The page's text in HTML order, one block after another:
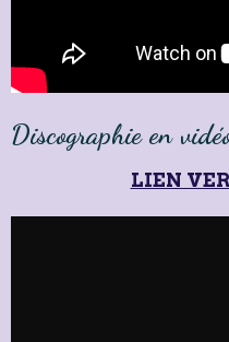
Discographie en
LIEN